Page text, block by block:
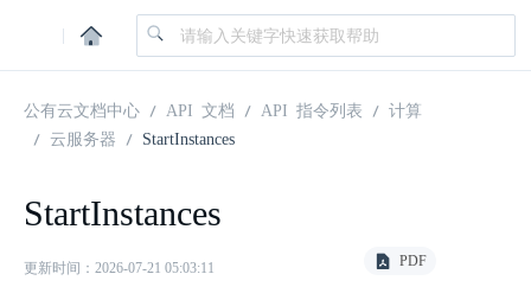
|
公有云文档中心 API 文档 API 指令列表
计算
云服务器
StartInstances
StartInstances
更新时间：2026-07-21 05:03:11 PDF